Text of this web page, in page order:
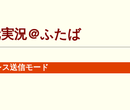
況＠ふたば
ス送信モード